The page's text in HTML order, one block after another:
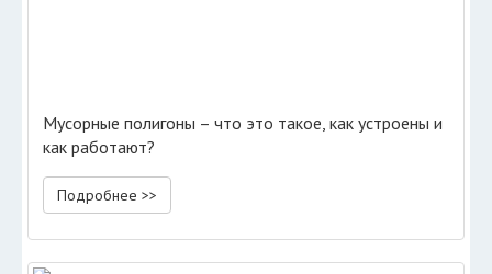
Мусорные полигоны – что это такое, как устроены и
как работают?
Подробнее >>